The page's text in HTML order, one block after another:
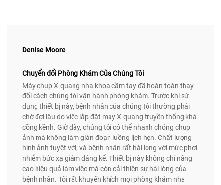
Denise Moore
Chuyển đổi Phòng Khám Của Chúng Tôi
Máy chụp X-quang nha khoa cầm tay đã hoàn toàn thay
đổi cách chúng tôi vận hành phòng khám. Trước khi sử
dụng thiết bị này, bệnh nhân của chúng tôi thường phải
chờ đợi lâu do việc lắp đặt máy X-quang truyền thống khá
cồng kềnh. Giờ đây, chúng tôi có thể nhanh chóng chụp
ảnh mà không làm gián đoạn luồng lịch hẹn. Chất lượng
hình ảnh tuyệt vời, và bệnh nhân rất hài lòng với mức phơi
nhiễm bức xạ giảm đáng kể. Thiết bị này không chỉ nâng
cao hiệu quả làm việc mà còn cải thiện sự hài lòng của
bệnh nhân. Tôi rất khuyến khích mọi phòng khám nha